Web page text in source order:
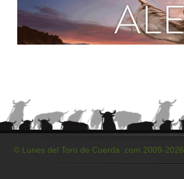
© Lunes del Toro de Cuerda .com 2009-2026